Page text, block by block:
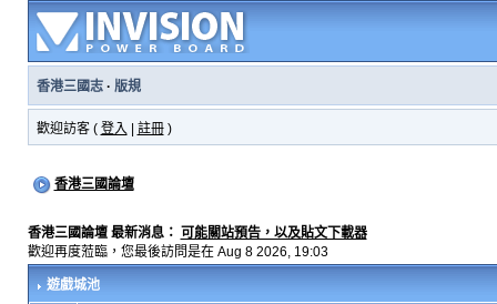
香港三國志· 版規
歡迎訪客 ( 登入 註冊)
香港三國論壇
香港三國論壇 最新消息： 可能關站預告，以及貼文下載器
歡迎再度蒞臨，您最後訪問是在 Aug 8 2026, 19:03
遊戲城池